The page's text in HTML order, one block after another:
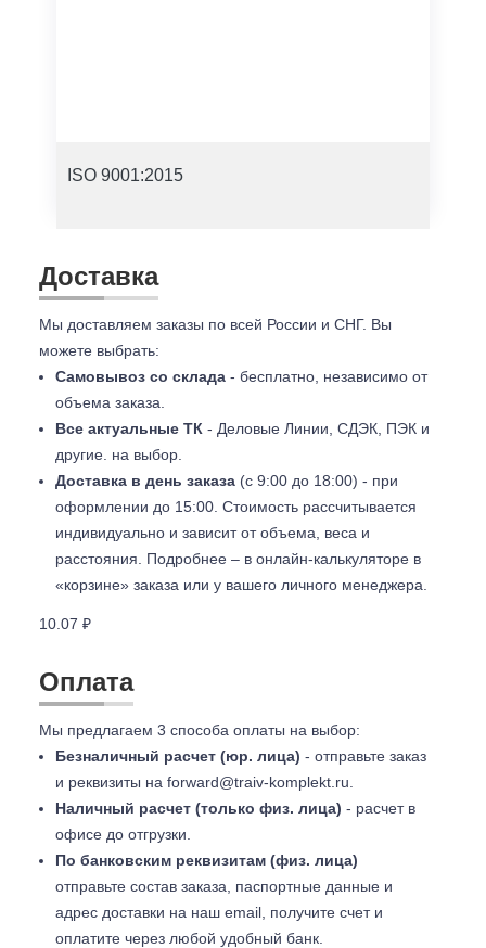
ISO 9001:2015
Доставка
Мы доставляем заказы по всей России и СНГ. Вы
можете выбрать:
Самовывоз со склада - бесплатно, независимо от
объема заказа.
Все актуальные ТК - Деловые Линии, СДЭК, ПЭК и
другие. на выбор.
Доставка в день заказа (с 9:00 до 18:00) - при
оформлении до 15:00. Стоимость рассчитывается
индивидуально и зависит от объема, веса и
расстояния. Подробнее – в онлайн-калькуляторе в
«корзине» заказа или у вашего личного менеджера.
10.07 ₽
Оплата
Мы предлагаем 3 способа оплаты на выбор:
Безналичный расчет (юр. лица) - отправьте заказ
и реквизиты на forward@traiv-komplekt.ru
Наличный расчет (только физ. лица) - расчет в
офисе до отгрузки.
По банковским реквизитам (физ. лица)
отправьте состав заказа, паспортные данные и
адрес доставки на наш email, получите счет и
оплатите через любой удобный банк.